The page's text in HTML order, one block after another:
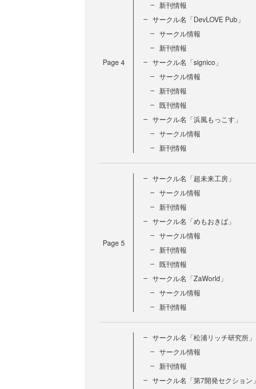
Page 4
新刊情報
サークル名「DevLOVE Pub」
サークル情報
新刊情報
サークル名「signico」
サークル情報
新刊情報
既刊情報
サークル名「浜風もっこす」
サークル情報
新刊情報
Page 5
サークル名「超未来工房」
サークル情報
新刊情報
サークル名「めもおきば」
サークル情報
新刊情報
既刊情報
サークル名「ZaWorld」
サークル情報
新刊情報
サークル名「松浦リッチ研究所」
サークル情報
新刊情報
サークル名「第7開発セクション」